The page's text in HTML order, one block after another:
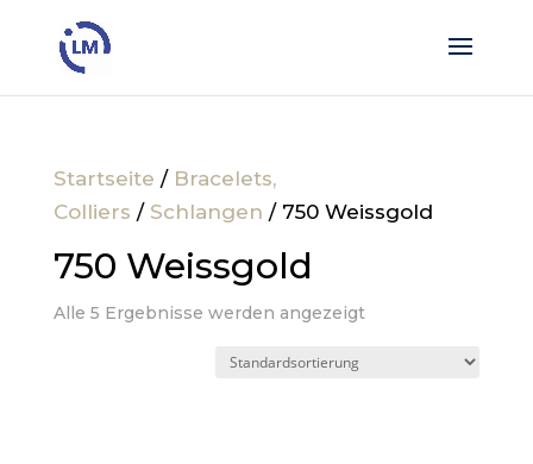
Startseite / Bracelets,
Colliers / Schlangen / 750 Weissgold
750 Weissgold
Alle 5 Ergebnisse werden angezeigt